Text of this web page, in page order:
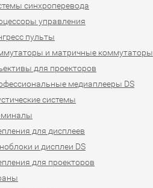
синхроперевода
управления
пульты
и матричные коммутаторы
для проекторов
медиаплееры DS
системы
для дисплеев
и дисплеи DS
для проекторов